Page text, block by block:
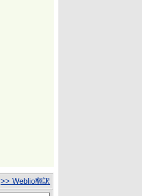
>> Weblio翻訳